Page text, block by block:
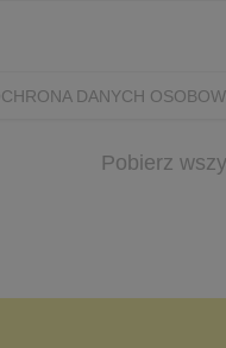
DANYCH
Pobierz